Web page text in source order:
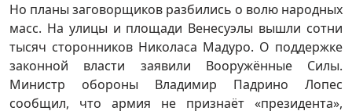
Но планы заговорщиков разбились о волю народных
масс. На улицы и площади Венесуэлы вышли сотни
тысяч сторонников Николаса Мадуро. О поддержке
законной власти заявили Вооружённые Силы.
Министр обороны Владимир Падрино Лопес
сообщил, что армия не признаёт «президента»,